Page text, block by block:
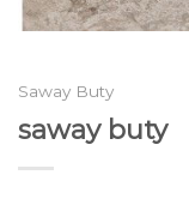
Saway Buty
saway buty